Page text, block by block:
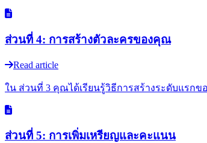
ส่วนที่ 4: การสร้างตัวละครของคุณ
Read article
ใน ส่วนที่ 3 คุณได้เรียนรู้วิธีการสร้างระดับแรกข
ส่วนที่ 5: การเพิ่มเหรียญและคะแนน